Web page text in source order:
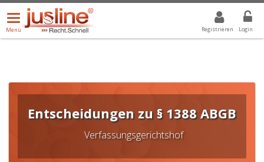
Registrieren Login
Menü
öffnen/schließen
Menü
ALLE DROPDOWN: GEWÄHLTER WERT IST ALLE
Entscheidungen zu § 1388 ABGB
Verfassungsgerichtshof